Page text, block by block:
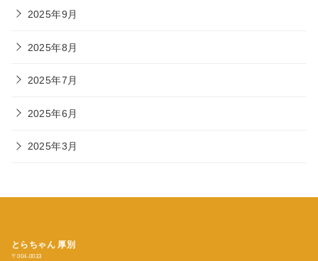
2025年9月
2025年8月
2025年7月
2025年6月
2025年3月
とらちゃん 厚別
〒004-0033